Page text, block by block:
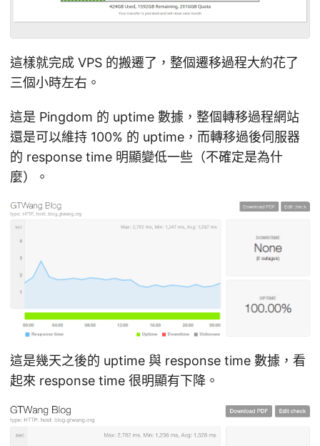
這樣就完成 VPS 的搬遷了，整個遷移過程大約花了
三個小時左右。
這是 Pingdom 的 uptime 數據，整個轉移過程網站
還是可以維持 100% 的 uptime，而轉移過後伺服器
的 response time 明顯變低一些（不確定是為什
麼）。
這是幾天之後的 uptime 與 response time 數據，看
起來 response time 很明顯有下降。